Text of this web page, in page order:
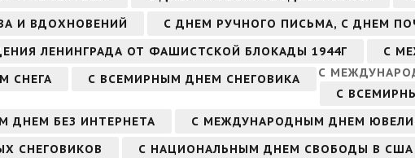
И ВДОХНОВЕНИЙ
С ДНЕМ РУЧНОГО ПИСЬМА, С ДНЕМ
ЛЕНИНГРАДА ОТ ФАШИСТСКОЙ БЛОКАДЫ 1944Г
С
СНЕГА
С ВСЕМИРНЫМ ДНЕМ СНЕГОВИКА
С
С
ДНЕМ БЕЗ ИНТЕРНЕТА
С МЕЖДУНАРОДНЫМ ДНЕМ
СНЕГОВИКОВ
С НАЦИОНАЛЬНЫМ ДНЕМ СВОБОДЫ В США